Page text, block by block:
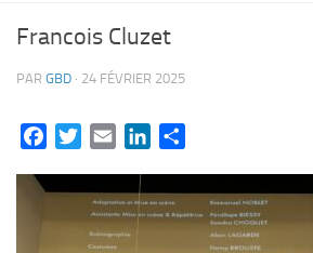
Francois Cluzet
PAR GBD · 24 FÉVRIER 2025
FacebookTwitterEmail LinkedIn